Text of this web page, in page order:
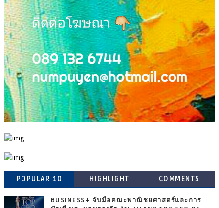
POPULAR 10 HIGHLIGHT COMMENTS
BUSINESS+ จับมือคณะพาณิชยศาสตร์และการ